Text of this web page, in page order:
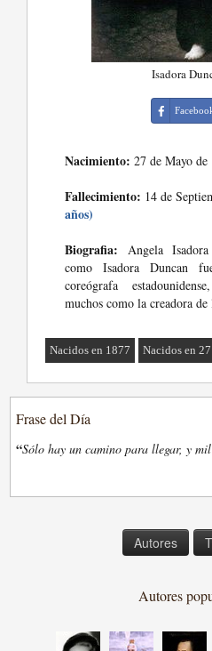
Isadora
Nacimiento: 27 de Mayo de
Fallecimiento: 14 de
años)
Biografia: Angela
como Isadora Duncan
coreógrafa
muchos como la creadora
Nacidos en 1877 Nacidos en
Frase del Día
“Sólo hay un camino para llegar, y
Autores
Autores